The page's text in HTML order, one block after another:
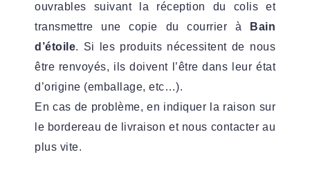
ouvrables suivant la réception du colis et
transmettre une copie du courrier à
Bain
d’étoile. Si les produits nécessitent de nous
être renvoyés, ils doivent l’être dans leur état
d’origine (emballage, etc…).
En cas de problème, en indiquer la raison sur
le bordereau de livraison et nous contacter au
plus vite.